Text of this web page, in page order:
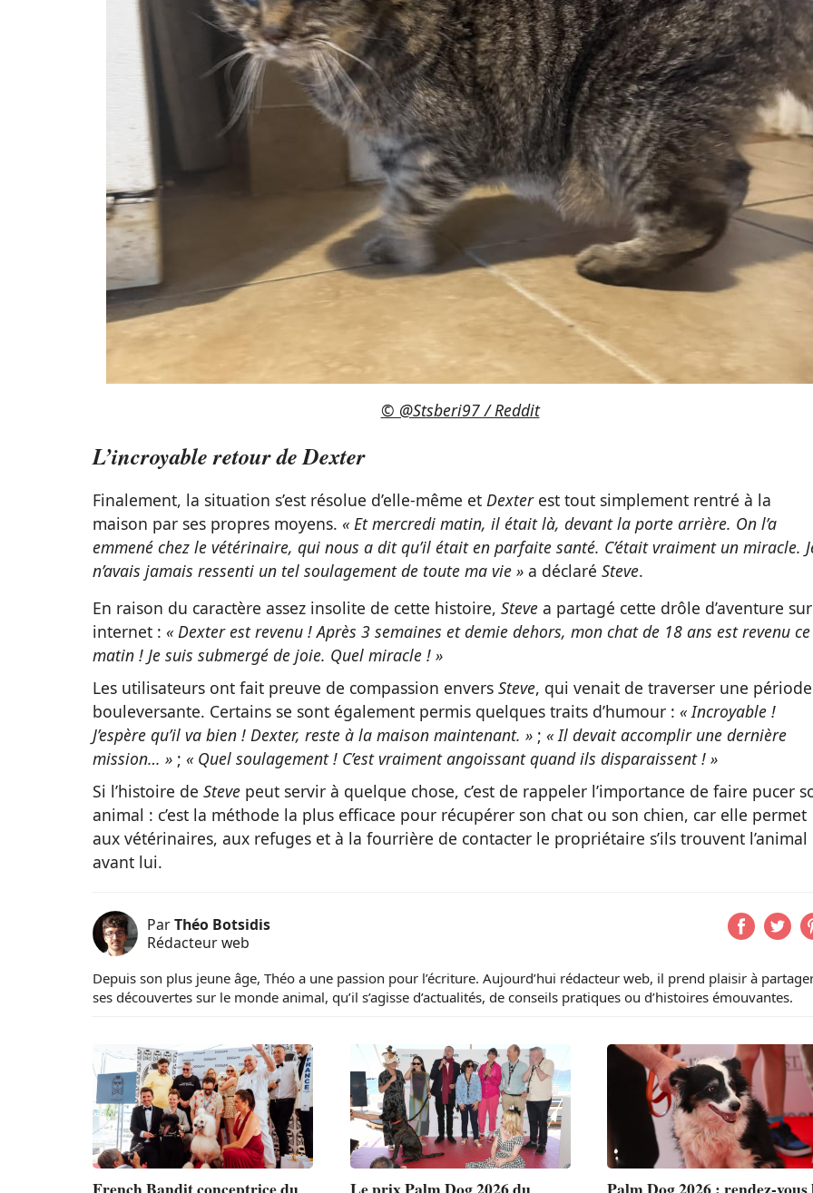
© @Stsberi97 / Reddit
L’incroyable retour de Dexter
Finalement, la situation s’est résolue d’elle-même et Dexter est tout simplement rentré à la
maison par ses propres moyens. « Et mercredi matin, il était là, devant la porte arrière. On l’a
emmené chez le vétérinaire, qui nous a dit qu’il était en parfaite santé. C’était vraiment un miracle.
n’avais jamais ressenti un tel soulagement de toute ma vie » a déclaré Steve.
En raison du caractère assez insolite de cette histoire, Steve a partagé cette drôle d’aventure sur
internet : « Dexter est revenu ! Après 3 semaines et demie dehors, mon chat de 18 ans est revenu ce
matin ! Je suis submergé de joie. Quel miracle ! »
Les utilisateurs ont fait preuve de compassion envers Steve, qui venait de traverser une période
bouleversante. Certains se sont également permis quelques traits d’humour : « Incroyable !
J’espère qu’il va bien ! Dexter, reste à la maison maintenant. » ; « Il devait accomplir une dernière
mission… » ; « Quel soulagement ! C’est vraiment angoissant quand ils disparaissent ! »
Si l’histoire de Steve peut servir à quelque chose, c’est de rappeler l’importance de faire pucer
animal : c’est la méthode la plus efficace pour récupérer son chat ou son chien, car elle permet
aux vétérinaires, aux refuges et à la fourrière de contacter le propriétaire s’ils trouvent l’animal
avant lui.
ParThéo Botsidis
Rédacteur web
Depuis son plus jeune âge, Théo a une passion pour l’écriture. Aujourd’hui rédacteur web, il prend plaisir à
ses découvertes sur le monde animal, qu’il s’agisse d’actualités, de conseils pratiques ou d’histoires émouvantes.